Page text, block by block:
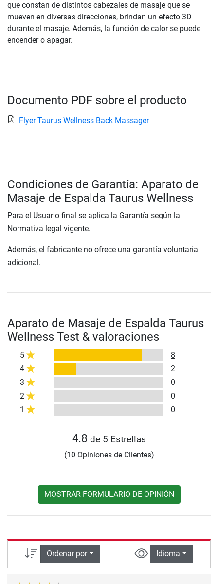
que constan de distintos cabezales de masaje que se
mueven en diversas direcciones, brindan un efecto 3D
durante el masaje. Además, la función de calor se puede
encender o apagar.
Documento PDF sobre el producto
Flyer Taurus Wellness Back Massager
Condiciones de Garantía: Aparato de
Masaje de Espalda Taurus Wellness
Para el Usuario final se aplica la Garantía según la
Normativa legal vigente.
Además, el fabricante no ofrece una garantía voluntaria
adicional.
Aparato de Masaje de Espalda Taurus
Wellness Test & valoraciones
5
8
4
2
3
0
2
0
1
0
4.8 de 5 Estrellas
(10 Opiniones de Clientes)
MOSTRAR FORMULARIO DE OPINIÓN
Ordenar por Idioma